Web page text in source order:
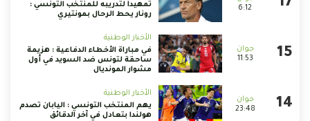
6:12
تمهيداً لتدريبه للمنتخب التونسي :
رونار يحط الرحال بمونتيري
11:53
الأخبار الوطنية
في مباراة الأخطاء الدفاعية : هزيمة
ساحقة لتونس ضد السويد في أول
مشوار المونديال
23:48
الأخبار الوطنية
يهم المنتخب التونسي : اليابان تصدم
هولندا بتعادل في آخر الدقائق